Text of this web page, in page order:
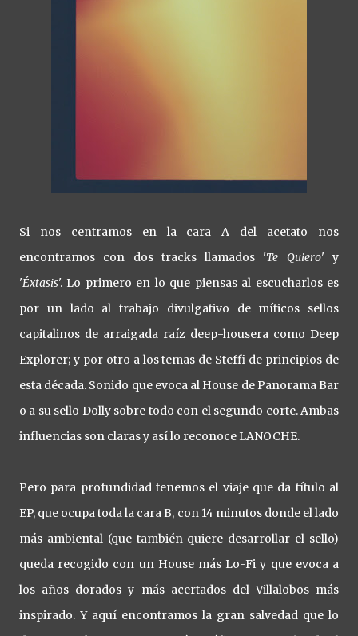
Si nos centramos en la cara A del acetato nos
encontramos con dos tracks llamados 'Te Quiero' y
'Éxtasis'. Lo primero en lo que piensas al escucharlos es
por un lado al trabajo divulgativo de míticos sellos
capitalinos de arraigada raíz deep-housera como Deep
Explorer; y por otro a los temas de Steffi de principios de
esta década. Sonido que evoca al House de Panorama Bar
o a su sello Dolly sobre todo con el segundo corte. Ambas
influencias son claras y así lo reconoce LANOCHE.
Pero para profundidad tenemos el viaje que da título al
EP, que ocupa toda la cara B, con 14 minutos donde el lado
más ambiental (que también quiere desarrollar el sello)
queda recogido con un House más Lo-Fi y que evoca a
los años dorados y más acertados del Villalobos más
inspirado. Y aquí encontramos la gran salvedad que lo